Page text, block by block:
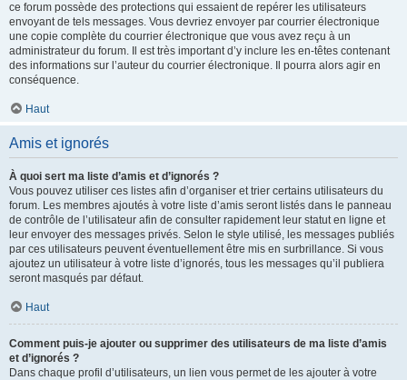
ce forum possède des protections qui essaient de repérer les utilisateurs
envoyant de tels messages. Vous devriez envoyer par courrier électronique
une copie complète du courrier électronique que vous avez reçu à un
administrateur du forum. Il est très important d’y inclure les en-têtes contenant
des informations sur l’auteur du courrier électronique. Il pourra alors agir en
conséquence.
Haut
Amis et ignorés
À quoi sert ma liste d’amis et d’ignorés ?
Vous pouvez utiliser ces listes afin d’organiser et trier certains utilisateurs du
forum. Les membres ajoutés à votre liste d’amis seront listés dans le panneau
de contrôle de l’utilisateur afin de consulter rapidement leur statut en ligne et
leur envoyer des messages privés. Selon le style utilisé, les messages publiés
par ces utilisateurs peuvent éventuellement être mis en surbrillance. Si vous
ajoutez un utilisateur à votre liste d’ignorés, tous les messages qu’il publiera
seront masqués par défaut.
Haut
Comment puis-je ajouter ou supprimer des utilisateurs de ma liste d’amis
et d’ignorés ?
Dans chaque profil d’utilisateurs, un lien vous permet de les ajouter à votre